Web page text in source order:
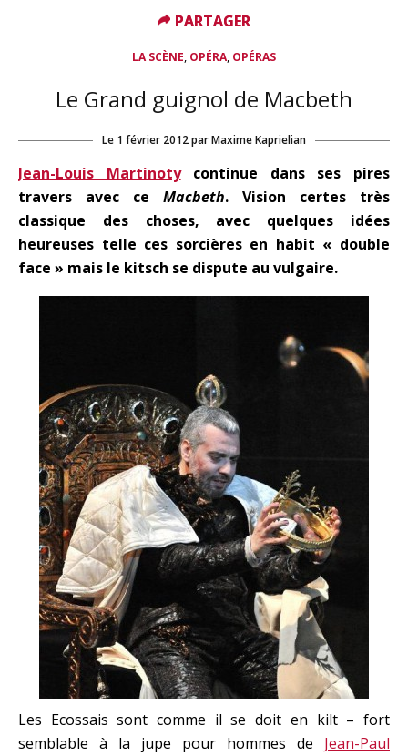
LA SCÈNE, OPÉRA, OPÉRAS
Le Grand guignol de Macbeth
Le 1 février 2012parMaxime Kaprielian
Jean-Louis Martinotycontinue dans ses pires
travers avec ce Macbeth. Vision certes très
classique des choses, avec quelques idées
heureuses telle ces sorcières en habit « double
face » mais le kitsch se dispute au vulgaire.
Les Ecossais sont comme il se doit en kilt – fort
semblable à la jupe pour hommes de Jean-Paul
PARTAGER
PARTAGER